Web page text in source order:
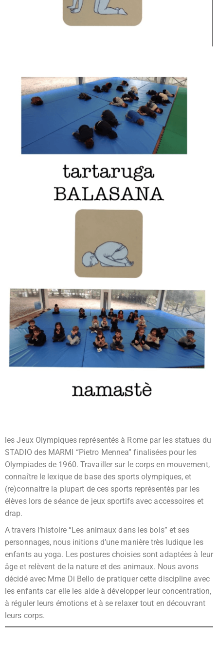
les Jeux Olympiques représentés à Rome par les statues du
STADIO des MARMI “Pietro Mennea” finalisées pour les
Olympiades de 1960. Travailler sur le corps en mouvement,
connaître le lexique de base des sports olympiques, et
(re)connaitre la plupart de ces sports représentés par les
élèves lors de séance de jeux sportifs avec accessoires et
drap.
A travers l’histoire “Les animaux dans les bois” et ses
personnages, nous initions d’une manière très ludique les
enfants au yoga. Les postures choisies sont adaptées à leur
âge et relèvent de la nature et des animaux. Nous avons
décidé avec Mme Di Bello de pratiquer cette discipline avec
les enfants car elle les aide à développer leur concentration,
à réguler leurs émotions et à se relaxer tout en découvrant
leurs corps.